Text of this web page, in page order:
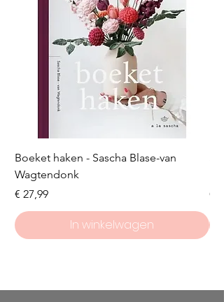
Boeket haken - Sascha Blase-van
Wagtendonk
Prijs
€ 27,99
In winkelwagen
Prijs
€